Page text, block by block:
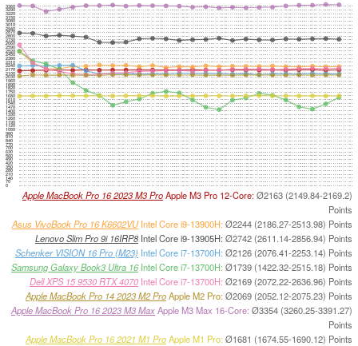
0
70
140
210
280
350
420
490
560
630
700
770
840
910
980
1050
1120
1190
1260
1330
1400
1470
1540
1610
1680
1750
1820
1890
1960
2030
2100
2170
2240
2310
2380
2450
2520
2590
2660
2730
2800
2870
2940
3010
3080
3150
3220
3290
3360
Apple MacBook Pro 16 2023 M3 ProApple M3 Pro 12-Core:Ø2163 (2149.84-2169.2)
Points
Asus VivoBook Pro 16 K6602VUIntel Core i9-13900H:Ø2244 (2186.27-2513.98) Points
Lenovo Slim Pro 9i 16IRP8 Intel Core i9-13905H: Ø2742 (2611.14-2856.94) Points
Schenker VISION 16 Pro (M23) Intel Core i7-13700H: Ø2126 (2076.41-2253.14) Points
Samsung Galaxy Book3 Ultra 16Intel Core i7-13700H: Ø1739 (1422.32-2515.18) Points
Dell XPS 15 9530 RTX 4070 Intel Core i7-13700H: Ø2169 (2072.22-2636.96) Points
Apple MacBook Pro 14 2023 M2 ProApple M2 Pro:Ø2069 (2052.12-2075.23) Points
Apple MacBook Pro 16 2023 M3 MaxApple M3 Max 16-Core: Ø3354 (3260.25-3391.27)
Points
Apple MacBook Pro 16 2021 M1 ProApple M1 Pro:Ø1681 (1674.55-1690.12) Points